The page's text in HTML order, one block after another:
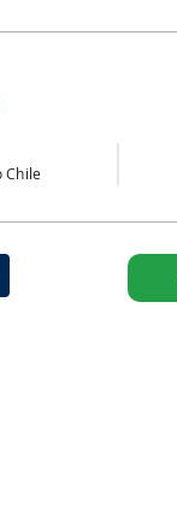
Chile